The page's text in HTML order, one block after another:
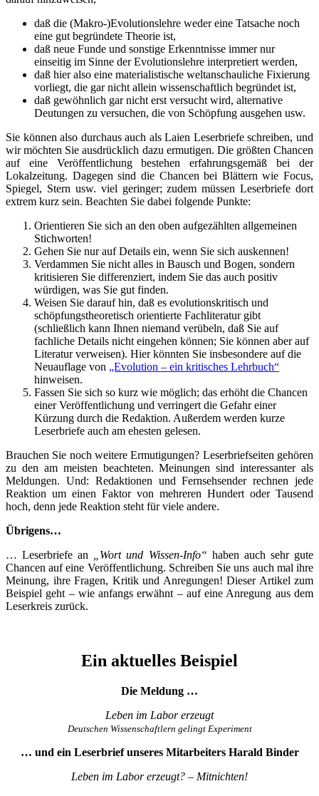
daß die (Makro-)Evolutionslehre weder eine Tatsache noch
eine gut begründete Theorie ist,
daß neue Funde und sonstige Erkenntnisse immer nur
einseitig im Sinne der Evolutionslehre interpretiert werden,
daß hier also eine materialistische weltanschauliche Fixierung
vorliegt, die gar nicht allein wissenschaftlich begründet ist,
daß gewöhnlich gar nicht erst versucht wird, alternative
Deutungen zu versuchen, die von Schöpfung ausgehen usw.
Sie können also durchaus auch als Laien Leserbriefe schreiben, und
wir möchten Sie ausdrücklich dazu ermutigen. Die größten Chancen
auf eine Veröffentlichung bestehen erfahrungsgemäß bei der
Lokalzeitung. Dagegen sind die Chancen bei Blättern wie Focus,
Spiegel, Stern usw. viel geringer; zudem müssen Leserbriefe dort
extrem kurz sein. Beachten Sie dabei folgende Punkte:
Orientieren Sie sich an den oben aufgezählten allgemeinen
Stichworten!
Gehen Sie nur auf Details ein, wenn Sie sich auskennen!
Verdammen Sie nicht alles in Bausch und Bogen, sondern
kritisieren Sie differenziert, indem Sie das auch positiv
würdigen, was Sie gut finden.
Weisen Sie darauf hin, daß es evolutionskritisch und
schöpfungstheoretisch orientierte Fachliteratur gibt
(schließlich kann Ihnen niemand verübeln, daß Sie auf
fachliche Details nicht eingehen können; Sie können aber auf
Literatur verweisen). Hier könnten Sie insbesondere auf die
Neuauflage von „Evolution – ein kritisches Lehrbuch“
hinweisen.
Fassen Sie sich so kurz wie möglich; das erhöht die Chancen
einer Veröffentlichung und verringert die Gefahr einer
Kürzung durch die Redaktion. Außerdem werden kurze
Leserbriefe auch am ehesten gelesen.
Brauchen Sie noch weitere Ermutigungen? Leserbriefseiten gehören
zu den am meisten beachteten. Meinungen sind interessanter als
Meldungen. Und: Redaktionen und Fernsehsender rechnen jede
Reaktion um einen Faktor von mehreren Hundert oder Tausend
hoch, denn jede Reaktion steht für viele andere.
Übrigens…
… Leserbriefe an
„Wort und Wissen-Info“ haben auch sehr gute
Chancen auf eine Veröffentlichung. Schreiben Sie uns auch mal ihre
Meinung, ihre Fragen, Kritik und Anregungen! Dieser Artikel zum
Beispiel geht – wie anfangs erwähnt – auf eine Anregung aus dem
Leserkreis zurück.
Ein aktuelles Beispiel
Die Meldung …
Leben im Labor erzeugt
Deutschen Wissenschaftlern gelingt Experiment
… und ein Leserbrief unseres Mitarbeiters Harald Binder
Leben im Labor erzeugt? – Mitnichten!